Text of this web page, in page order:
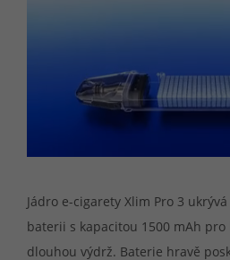
Jádro e-cigarety Xlim Pro 3
baterii s kapacitou 1500 mAh
dlouhou výdrž. Baterie hravě